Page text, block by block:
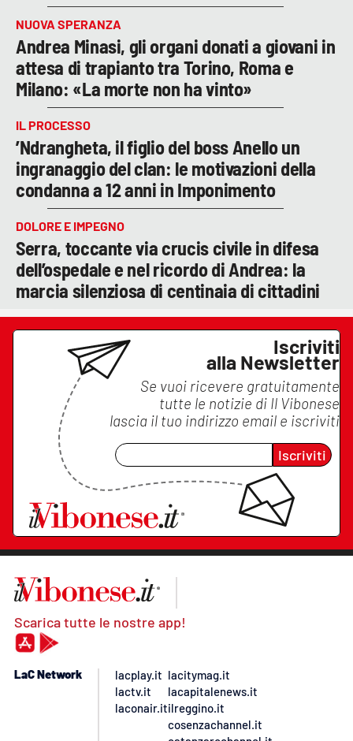
NUOVA SPERANZA
Andrea Minasi, gli organi donati a giovani in
attesa di trapianto tra Torino, Roma e
Milano: «La morte non ha vinto»
IL PROCESSO
’Ndrangheta, il figlio del boss Anello un
ingranaggio del clan: le motivazioni della
condanna a 12 anni in Imponimento
DOLORE E IMPEGNO
Serra, toccante via crucis civile in difesa
dell’ospedale e nel ricordo di Andrea: la
marcia silenziosa di centinaia di cittadini
Iscriviti
alla Newsletter
Se vuoi ricevere gratuitamente
tutte le notizie di Il Vibonese
lascia il tuo indirizzo email e iscriviti
Iscriviti
Scarica tutte le nostre app!
LaC Network
lacplay.it
lactv.it
laconair.it
lacitymag.it
lacapitalenews.it
ilreggino.it
cosenzachannel.it